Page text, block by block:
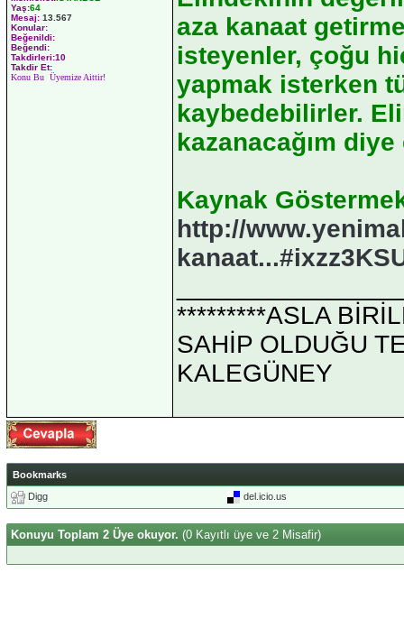
Yaş:64
Mesaj: 13.567
Konular:
Beğenildi:
Beğendi:
Takdirleri:10
Takdir Et:
Konu Bu Üyemize Aittir!
aza kanaat
isteyenler, çoğu
yapmak isterken
kaybedebilirler.
kazanacağım
Kaynak
http://
*********ASLA
SAHİP OLDUĞU
KALEGÜNEY
Bookmarks
Digg
del.icio.us
Konuyu Toplam 2 Üye okuyor. (0 Kayıtlı üye ve 2 Misafir)